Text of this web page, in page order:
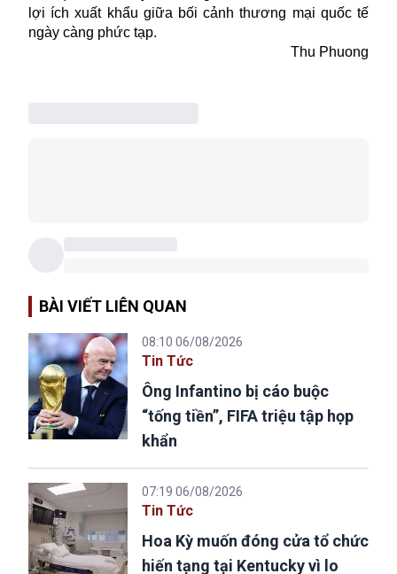
lợi ích xuất khẩu giữa bối cảnh thương mại quốc tế
ngày càng phức tạp.
Thu Phuong
BÀI VIẾT LIÊN QUAN
08:10 06/08/2026
Tin Tức
Ông Infantino bị cáo buộc
“tống tiền”, FIFA triệu tập họp
khẩn
07:19 06/08/2026
Tin Tức
Hoa Kỳ muốn đóng cửa tổ chức
hiến tạng tại Kentucky vì lo